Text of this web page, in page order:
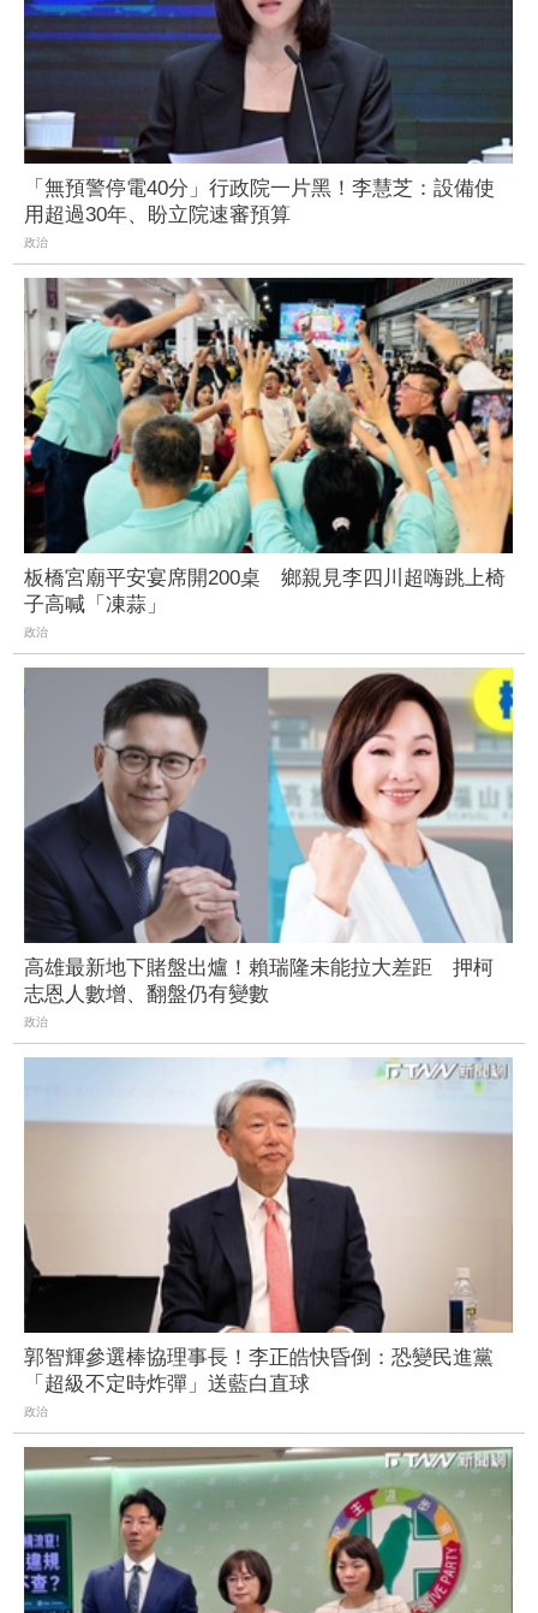
「無預警停電40分」行政院一片黑！李慧芝：設備使
用超過30年、盼立院速審預算
政治
板橋宮廟平安宴席開200桌 鄉親見李四川超嗨跳上椅
子高喊「凍蒜」
政治
高雄最新地下賭盤出爐！賴瑞隆未能拉大差距 押柯
志恩人數增、翻盤仍有變數
政治
郭智輝參選棒協理事長！李正皓快昏倒：恐變民進黨
「超級不定時炸彈」送藍白直球
政治